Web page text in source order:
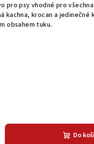
pro psy vhodné pro
kachna, krocan a jedinečné
obsahem tuku.
Do